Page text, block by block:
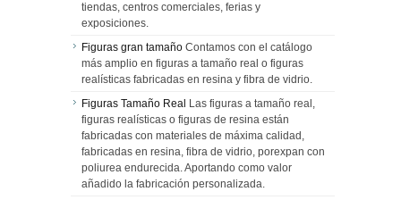
tiendas, centros comerciales, ferias y
exposiciones.
Figuras gran tamaño Contamos con el catálogo
más amplio en figuras a tamaño real o figuras
realísticas fabricadas en resina y fibra de vidrio.
Figuras Tamaño Real Las figuras a tamaño real,
figuras realísticas o figuras de resina están
fabricadas con materiales de máxima calidad,
fabricadas en resina, fibra de vidrio, porexpan con
poliurea endurecida. Aportando como valor
añadido la fabricación personalizada.